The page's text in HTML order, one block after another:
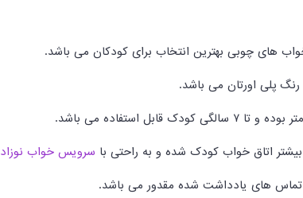
های چوبی بهترین انتخاب برای کودکان می باشد.
پلی اورتان می باشد.
اتاق خواب کودک شده و به راحتی با سرویس خواب نوزاد
تماس های یادداشت شده مقدور می باشد.